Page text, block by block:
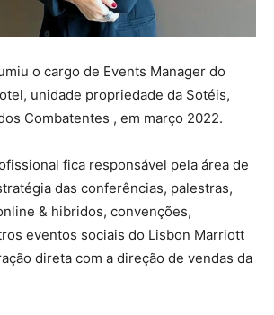
o cargo de Events Manager do
unidade propriedade da Sotéis,
Combatentes , em março 2022.
fica responsável pela área de
das conferências, palestras,
& hibridos, convenções,
eventos sociais do Lisbon Marriott
direta com a direção de vendas da